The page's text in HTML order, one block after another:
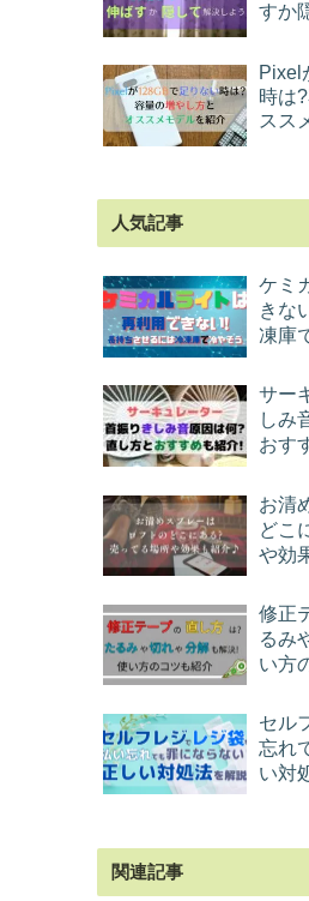
すか
Pixel
時は
スス
人気記事
ケミ
きな
凍庫
サー
しみ
おす
お清
どこ
や効
修正
るみ
い方
セル
忘れ
い対
関連記事